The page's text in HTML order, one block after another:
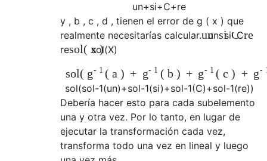
un+si+C+re
y , b , c , d , tienen el error de g ( x ) que
realmente necesitarías calcular.ununsisiCCre
resol(x)
sol(X)
sol ( g- 1 (a) + g- 1 ( b ) + g- 1 (c) + g-
sol(sol-1(un)+sol-1(si)+sol-1(C)+sol-1(re))
Debería hacer esto para cada subelemento
una y otra vez. Por lo tanto, en lugar de
ejecutar la transformación cada vez,
transforma todo una vez en lineal y luego